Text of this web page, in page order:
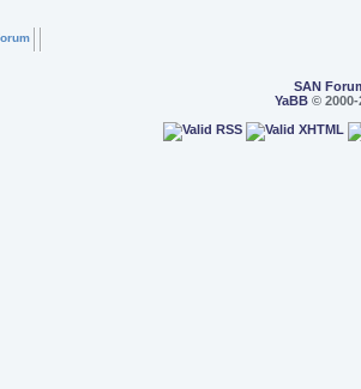
SAN
YaBB© 2000-